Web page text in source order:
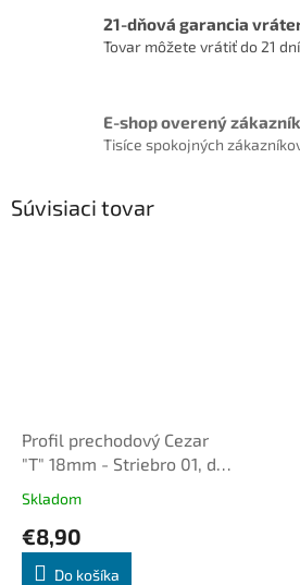
21-dňová garancia
Tovar môžete vrátiť do 21
E-shop overený
Tisíce spokojných
Súvisiaci tovar
Profil prechodový Cezar
"T" 18mm - Striebro 01, dl.
Skladom
€8,90
Do košíka